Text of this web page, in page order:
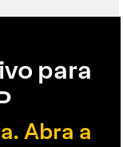
para
Abra a